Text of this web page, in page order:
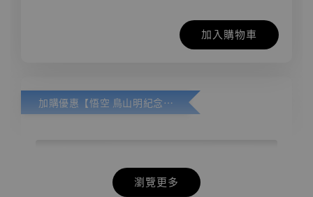
加入購物車
加購優惠【悟空 鳥山明紀念款 [奇蹟工作室]】
瀏覽更多